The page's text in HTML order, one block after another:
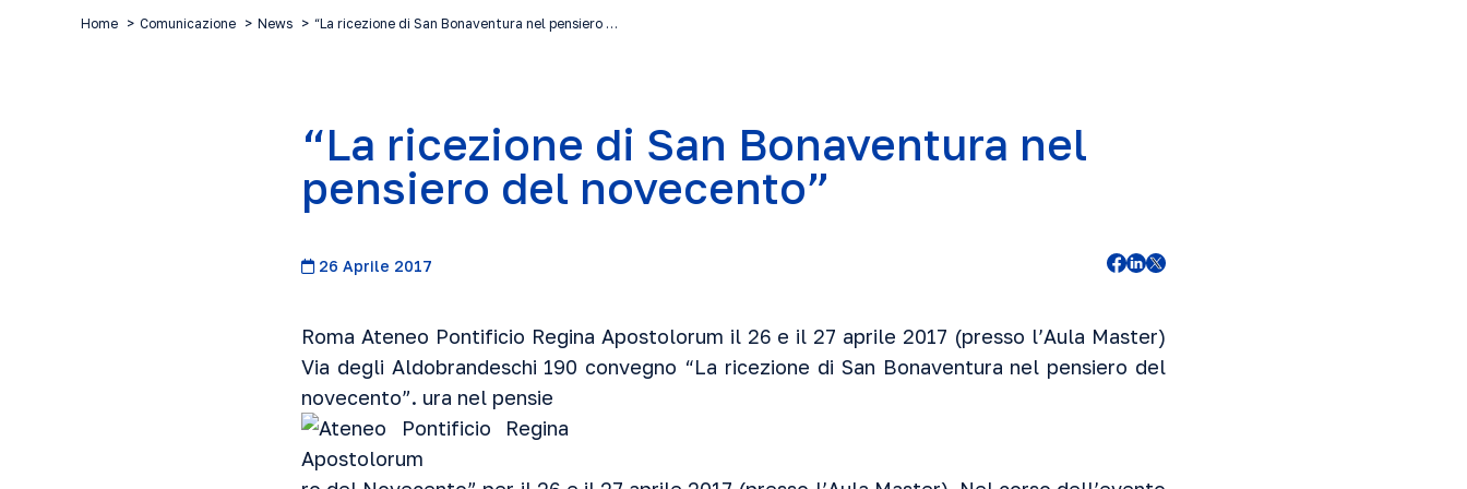
Home Comunicazione News “La ricezione di San Bonaventura nel pensiero …
“La ricezione di San Bonaventura nel
pensiero del novecento”
26 Aprile 2017
Roma Ateneo Pontificio Regina Apostolorum il 26 e il 27 aprile 2017 (presso l’Aula Master)
Via degli Aldobrandeschi 190 convegno “La ricezione di San Bonaventura nel pensiero del
novecento”. ura nel pensie